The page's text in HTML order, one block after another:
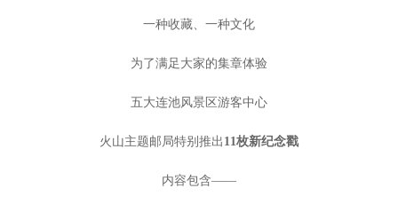
一种收藏、一种文化
为了满足大家的集章体验
五大连池风景区游客中心
火山主题邮局特别推出 11枚新纪念戳
内容包含——